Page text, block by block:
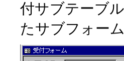
付サブテーブ
たサブフォー